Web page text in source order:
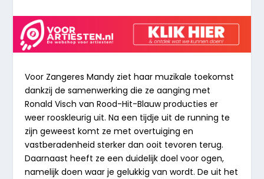
Voor Zangeres Mandy ziet haar muzikale toekomst
dankzij de samenwerking die ze aanging met
Ronald Visch van Rood-Hit-Blauw producties er
weer rooskleurig uit. Na een tijdje uit de running te
zijn geweest komt ze met overtuiging en
vastberadenheid sterker dan ooit tevoren terug.
Daarnaast heeft ze een duidelijk doel voor ogen,
namelijk doen waar je gelukkig van wordt. De uit het